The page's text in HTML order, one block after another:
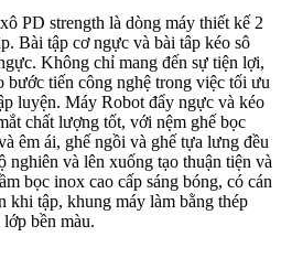
PD strength là dòng máy thiết kế 2
Bài tập cơ ngực và bài tâp kéo sô
Không chỉ mang đến sự tiện lợi,
bước tiến công nghệ trong việc tối ưu
luyện. Máy Robot đẩy ngực và kéo
chất lượng tốt, với nệm ghế bọc
êm ái, ghế ngồi và ghế tựa lưng đều
nghiên và lên xuống tạo thuận tiện và
bọc inox cao cấp sáng bóng, có cán
khi tập, khung máy làm bằng thép
bền màu.